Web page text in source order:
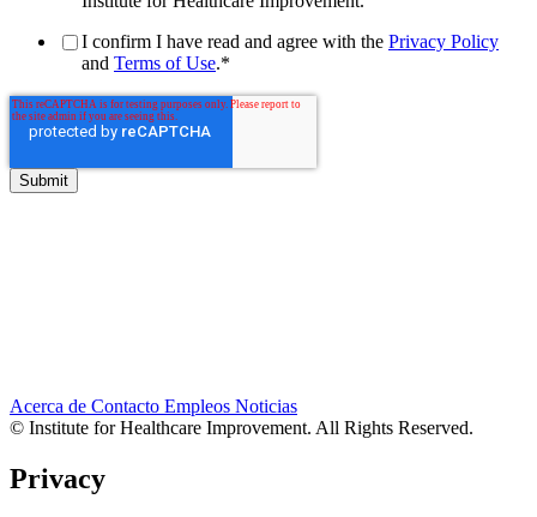
I confirm I have read and agree with the Privacy Policy
and Terms of Use.*
Acerca de Contacto Empleos Noticias
© Institute for Healthcare Improvement. All Rights Reserved.
Privacy